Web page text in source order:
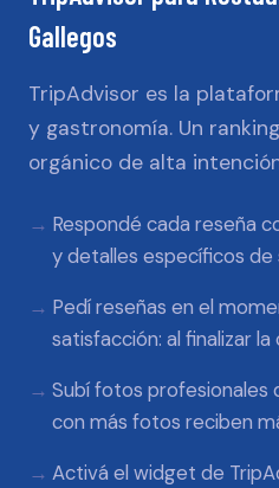
Gallegos
TripAdvisor es la
y gastronomía. Un
orgánico de alta
Respondé cada reseña
y detalles específicos de
Pedí reseñas en el
satisfacción: al finalizar
Subí fotos profesionales
con más fotos reciben
Activá el widget de